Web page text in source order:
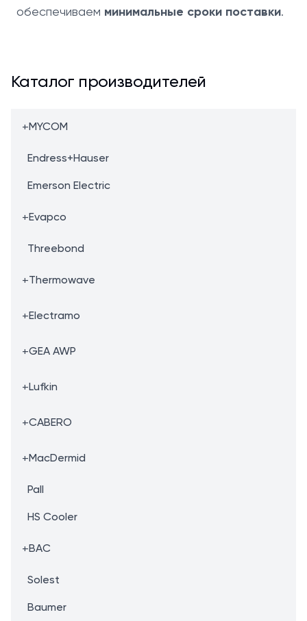
обеспечиваем минимальные сроки поставки.
Каталог производителей
+MYCOM
Endress+Hauser
Emerson Electric
+Evapco
Threebond
+Thermowave
+Electramo
+GEA AWP
+Lufkin
+CABERO
+MacDermid
Pall
HS Cooler
+BAC
Solest
Baumer